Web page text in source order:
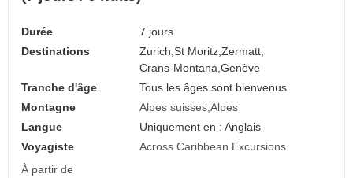
Durée
7 jours
Destinations
Zurich,St Moritz,Zermatt,
Crans-Montana,Genève
Tranche d'âge
Tous les âges sont bienvenus
Montagne
Alpes suisses Alpes
Langue
Uniquement en : Anglais
Voyagiste
Across Caribbean Excursions
À partir de